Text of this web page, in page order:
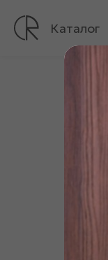
Каталог